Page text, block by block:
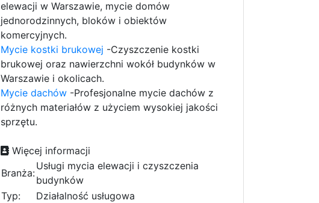
elewacji w Warszawie, mycie domów
jednorodzinnych, bloków i obiektów
komercyjnych.
Mycie kostki brukowej -Czyszczenie kostki
brukowej oraz nawierzchni wokół budynków w
Warszawie i okolicach.
Mycie dachów-Profesjonalne mycie dachów z
różnych materiałów z użyciem wysokiej jakości
sprzętu.
Więcej informacji
Branża:
Usługi mycia elewacji i czyszczenia
budynków
Typ:
Działalność usługowa